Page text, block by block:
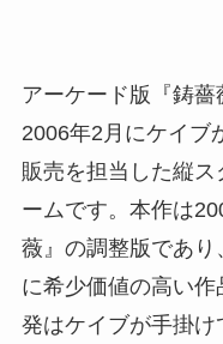
アーケード版『鋳薔
2006年2月にケイブ
販売を担当した縦
ームです。本作は
薇』の調整版であ
に希少価値の高い
発はケイブが手掛け